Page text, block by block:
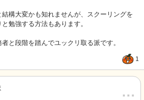
構大変かも知れませんが、スクーリングを
勉強する方法もあります。
と段階を踏んでユックリ取る派です。
1
…